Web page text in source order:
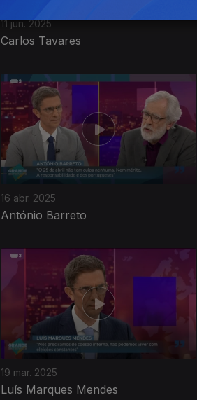
11 jun. 2025
Carlos Tavares
16 abr. 2025
António Barreto
19 mar. 2025
Luís Marques Mendes